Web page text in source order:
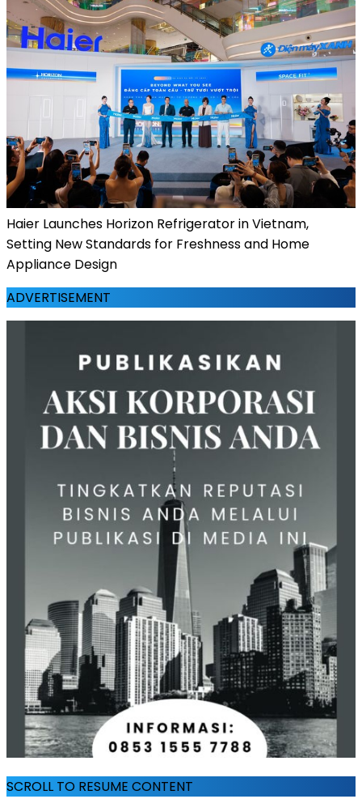
Haier Launches Horizon Refrigerator in Vietnam,
Setting New Standards for Freshness and Home
Appliance Design
ADVERTISEMENT
SCROLL TO RESUME CONTENT